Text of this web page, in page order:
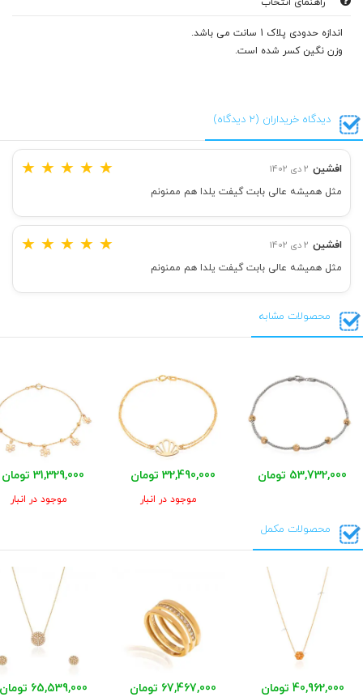
اندازه حدودی پلاک 1 سانت می باشد.
وزن نگین کسر شده است.
دیدگاه خریداران (2 دیدگاه)
افشین 2 دی 1402 ★ ★ ★ ★ ★
مثل همیشه عالی بابت گیفت یلدا هم ممنونم
افشین 2 دی 1402 ★ ★ ★ ★ ★
مثل همیشه عالی بابت گیفت یلدا هم ممنونم
محصولات مشابه
53,732,000 تومان 32,490,000 تومان
موجود در انبار
31,329,000 تومان
موجود در انبار
محصولات مکمل
40,962,000 تومان 67,467,000 تومان 65,539,000 تومان